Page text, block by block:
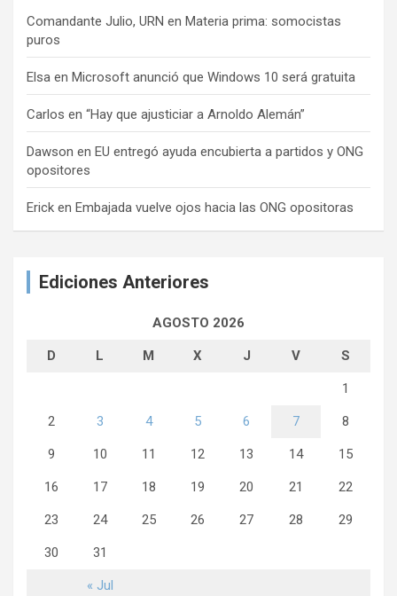
Comandante Julio, URN en Materia prima: somocistas
puros
Elsa en Microsoft anunció que Windows 10 será gratuita
Carlos en “Hay que ajusticiar a Arnoldo Alemán”
Dawson en EU entregó ayuda encubierta a partidos y ONG
opositores
Erick en Embajada vuelve ojos hacia las ONG opositoras
Ediciones Anteriores
AGOSTO 2026
D L M X J V S
« Jul
1
2 3 4 5 6 7 8
9 10 11 12 13 14 15
16 17 18 19 20 21 22
23 24 25 26 27 28 29
30 31